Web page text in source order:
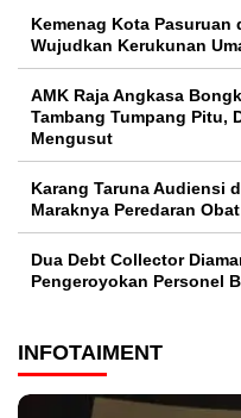
Kemenag Kota Pasuruan
Wujudkan Kerukunan
AMK Raja Angkasa
Tambang Tumpang Pitu,
Mengusut
Karang Taruna Audiensi
Maraknya Peredaran
Dua Debt Collector
Pengeroyokan Personel
INFOTAIMENT